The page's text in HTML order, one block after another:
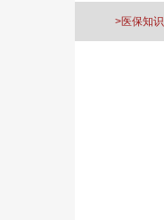
>医保知识